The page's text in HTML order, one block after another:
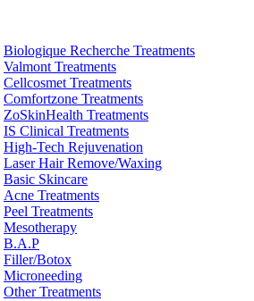
Biologique Recherche Treatments
Valmont Treatments
Cellcosmet Treatments
Comfortzone Treatments
ZoSkinHealth Treatments
IS Clinical Treatments
High-Tech Rejuvenation
Laser Hair Remove/Waxing
Basic Skincare
Acne Treatments
Peel Treatments
Mesotherapy
B.A.P
Filler/Botox
Microneeding
Other Treatments